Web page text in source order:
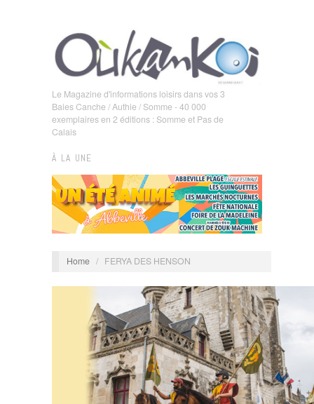
Le Magazine d'informations loisirs dans vos 3
Baies Canche / Authie / Somme - 40 000
exemplaires en 2 éditions : Somme et Pas de
Calais
À LA UNE
Home / FERYA DES HENSON